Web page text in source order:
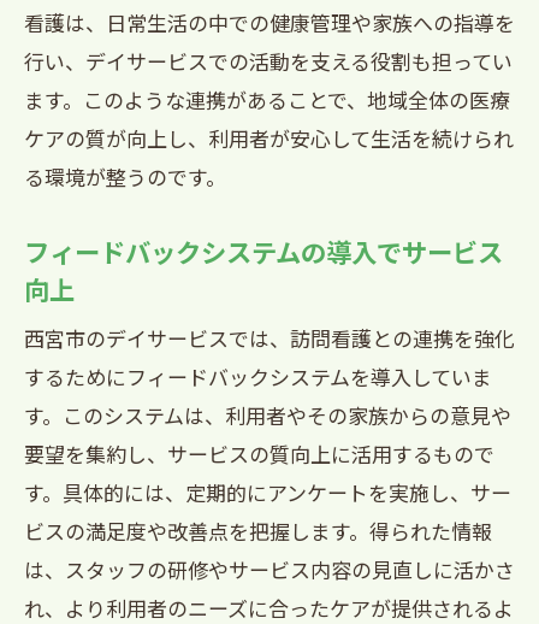
看護は、日常生活の中での健康管理や家族への指導を
行い、デイサービスでの活動を支える役割も担ってい
ます。このような連携があることで、地域全体の医療
ケアの質が向上し、利用者が安心して生活を続けられ
る環境が整うのです。
フィードバックシステムの導入でサービス
向上
西宮市のデイサービスでは、訪問看護との連携を強化
するためにフィードバックシステムを導入していま
す。このシステムは、利用者やその家族からの意見や
要望を集約し、サービスの質向上に活用するもので
す。具体的には、定期的にアンケートを実施し、サー
ビスの満足度や改善点を把握します。得られた情報
は、スタッフの研修やサービス内容の見直しに活かさ
れ、より利用者のニーズに合ったケアが提供されるよ